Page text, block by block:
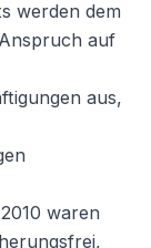
werden dem
auf
aus,
waren